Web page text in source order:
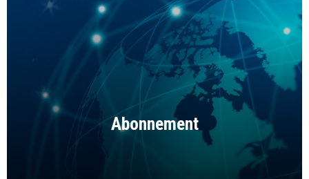
Abonnement